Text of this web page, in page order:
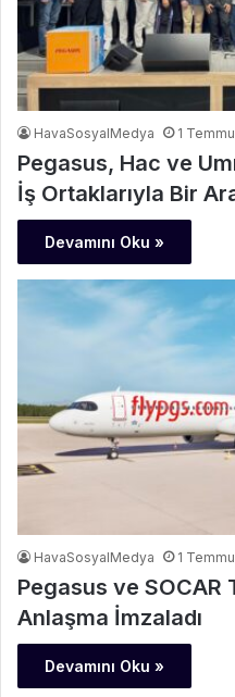
HavaSosyalMedya 1
Pegasus, Hac ve
İş Ortaklarıyla Bir
Devamını Oku »
HavaSosyalMedya 1
Pegasus ve SOCAR
Anlaşma İmzaladı
Devamını Oku »